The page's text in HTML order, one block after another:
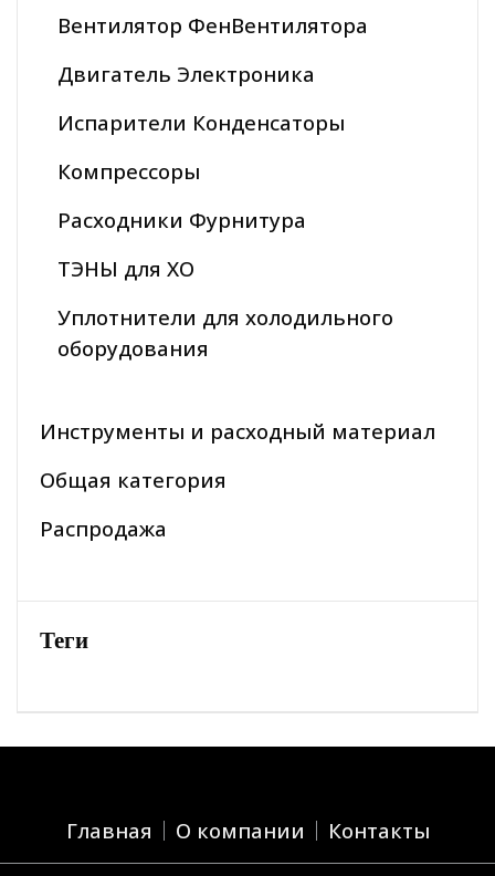
Вентилятор ФенВентилятора
Двигатель Электроника
Испарители Конденсаторы
Компрессоры
Расходники Фурнитура
ТЭНЫ для ХО
Уплотнители для холодильного
оборудования
Инструменты и расходный материал
Общая категория
Распродажа
Теги
Главная О компании Контакты